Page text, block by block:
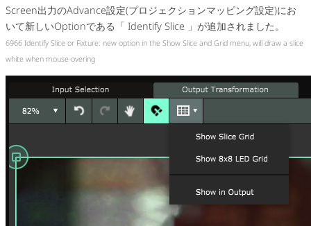
Screen出力のAdvance設定(プロジェクションマッピング設定)にお
いて新しいOptionである「 Identify Slice 」が追加されました。
6966 Identify Slice or Fixture: new option in the Show Slice and Grid menu, will draw a slice
white when mouse-overing